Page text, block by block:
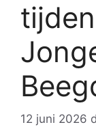
12 juni 2026